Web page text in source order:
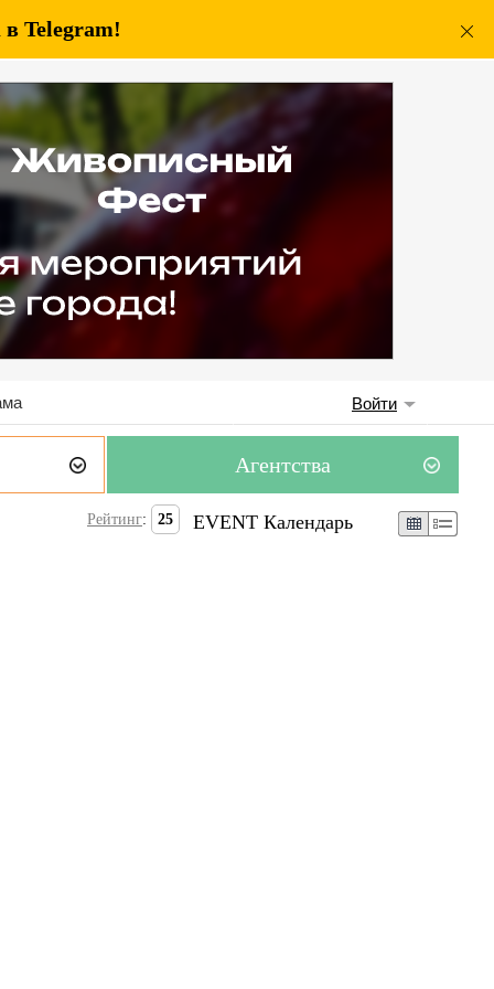
Telegram!
Войти
Агентства
Рейтинг: 25 EVENT Календарь